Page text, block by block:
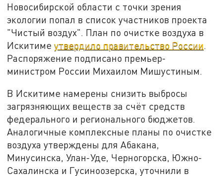
Новосибирской области с точки зрения
экологии попал в список участников проекта
"Чистый воздух". План по очистке воздуха в
Искитимеутвердило правительство России.
Распоряжение подписано премьер-
министром России Михаилом Мишустиным.
В Искитиме намерены снизить выбросы
загрязняющих веществ за счёт средств
федерального и регионального бюджетов.
Аналогичные комплексные планы по очистке
воздуха утверждены для Абакана,
Минусинска, Улан-Уде, Черногорска, Южно-
Сахалинска и Гусиноозерска, уточнили в